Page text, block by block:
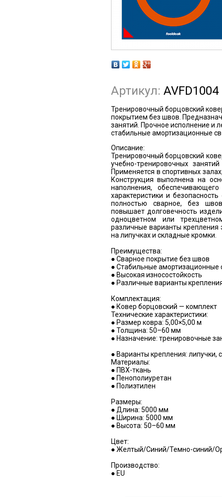
Артикул: AVFD1004
Тренировочный борцовский
покрытием без швов.
занятий. Прочное исполнение и
стабильные амортизационные
Описание:
Тренировочный борцовский
учебно-тренировочных
Применяется в спортивных
Конструкция выполнена на
наполнения,
характеристики и
полностью сварное, без
повышает долговечность
одноцветном или
различные варианты
на липучках и складные кромки.
Преимущества:
● Сварное покрытие без швов
● Стабильные амортизационные
● Высокая износостойкость
● Различные варианты
Комплектация:
● Ковер борцовский — комплект
Технические характеристики:
● Размер ковра: 5,00×5,00 м
● Толщина: 50–60 мм
● Назначение: тренировочные
● Варианты крепления: липучки,
Материалы:
● ПВХ-ткань
● Пенополиуретан
● Полиэтилен
Размеры:
● Длина: 5000 мм
● Ширина: 5000 мм
● Высота: 50–60 мм
Цвет:
● Желтый/Синий/Темно-синий/
Производство:
● EU